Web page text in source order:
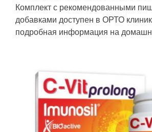
Комплект с рекомендованными
добавками доступен в ОРТО
подробная информация на